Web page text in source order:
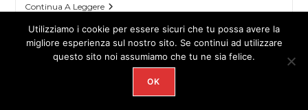
Continua A Leggere
Utilizziamo i cookie per essere sicuri che tu possa avere la
migliore esperienza sul nostro sito. Se continui ad utilizzare
questo sito noi assumiamo che tu ne sia felice.
OK